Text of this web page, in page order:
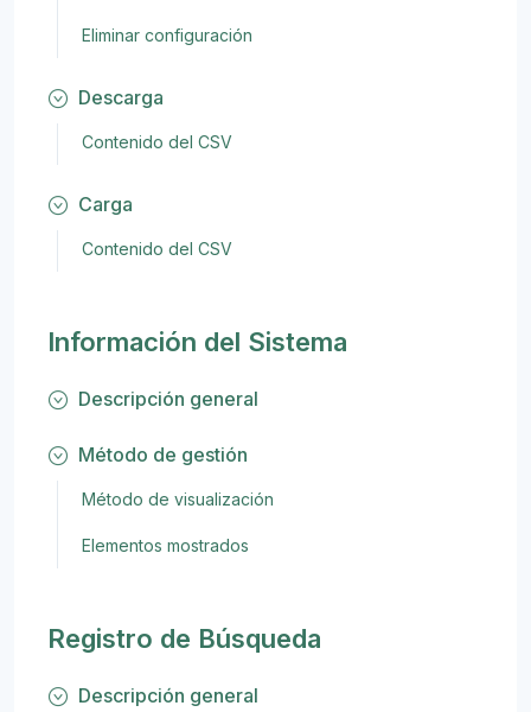
Eliminar configuración
Descarga
Contenido del CSV
Carga
Contenido del CSV
Información del Sistema
Descripción general
Método de gestión
Método de visualización
Elementos mostrados
Registro de Búsqueda
Descripción general